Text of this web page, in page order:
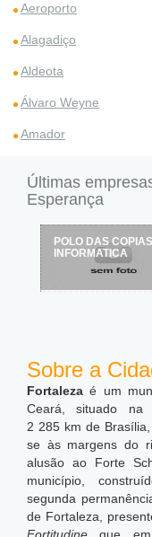
Aeroporto
Alagadiço
Aldeota
Álvaro Weyne
Amador
Últimas
Esperança
POLO DAS
INFORMATICA
Sobre a
Fortaleza é um
Ceará, situado na
2 285 km de
se às margens do
alusão ao Forte
município,
segunda
de Fortaleza,